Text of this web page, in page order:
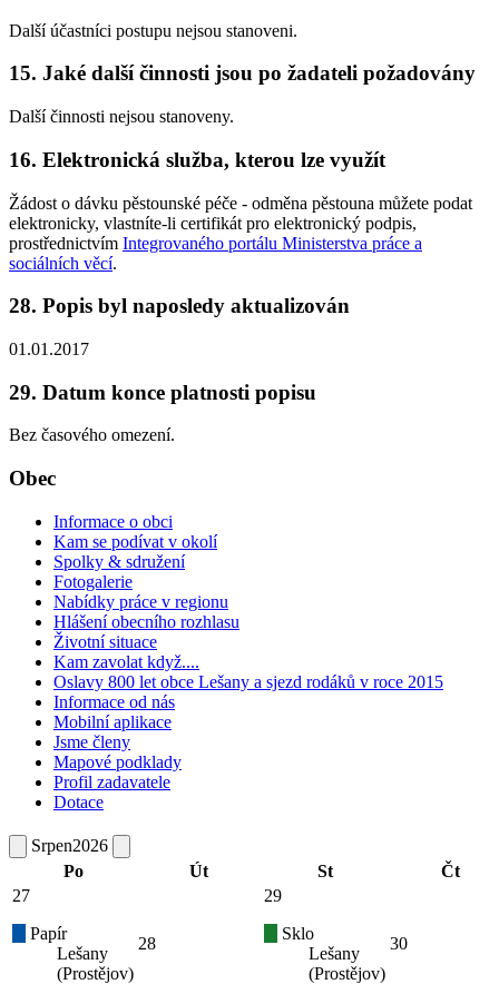
Další účastníci postupu nejsou stanoveni.
15. Jaké další činnosti jsou po žadateli požadovány
Další činnosti nejsou stanoveny.
16. Elektronická služba, kterou lze využít
Žádost o dávku pěstounské péče - odměna pěstouna můžete podat
elektronicky, vlastníte-li certifikát pro elektronický podpis,
prostřednictvím Integrovaného portálu Ministerstva práce a
sociálních věcí.
28. Popis byl naposledy aktualizován
01.01.2017
29. Datum konce platnosti popisu
Bez časového omezení.
Obec
Informace o obci
Kam se podívat v okolí
Spolky & sdružení
Fotogalerie
Nabídky práce v regionu
Hlášení obecního rozhlasu
Životní situace
Kam zavolat když....
Oslavy 800 let obce Lešany a sjezd rodáků v roce 2015
Informace od nás
Mobilní aplikace
Jsme členy
Mapové podklady
Profil zadavatele
Dotace
Srpen2026
Po
Út St
Čt
27
Papír
Lešany
(Prostějov)
28
29
Sklo
Lešany
(Prostějov)
30